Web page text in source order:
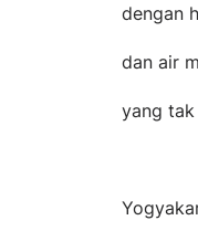
dengan
dan air
yang tak